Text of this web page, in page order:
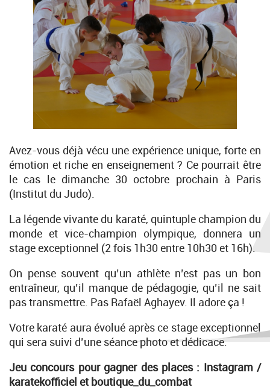
Avez-vous déjà vécu une expérience unique, forte en
émotion et riche en enseignement ? Ce pourrait être
le cas le dimanche 30 octobre prochain à Paris
(Institut du Judo).
La légende vivante du karaté, quintuple champion du
monde et vice-champion olympique, donnera un
stage exceptionnel (2 fois 1h30 entre 10h30 et 16h).
On pense souvent qu’un athlète n’est pas un bon
entraîneur, qu’il manque de pédagogie, qu’il ne sait
pas transmettre. Pas Rafaël Aghayev. Il adore ça !
Votre karaté aura évolué après ce stage exceptionnel
qui sera suivi d’une séance photo et dédicace.
Jeu concours pour gagner des places : Instagram /
karatekofficiel et boutique_du_combat